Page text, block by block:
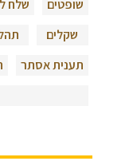
שופטים
שלח
שקלים
תענית אסתר